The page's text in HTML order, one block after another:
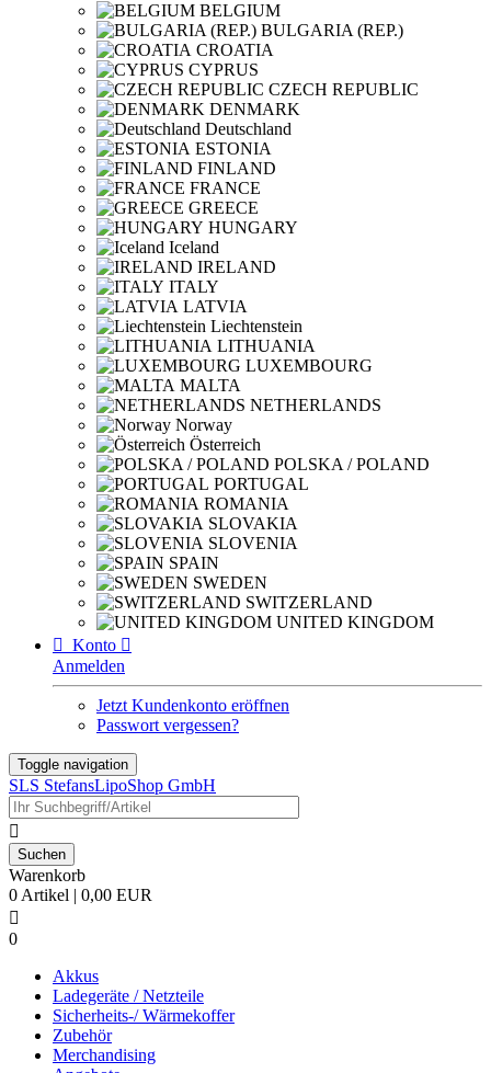
BELGIUM
BULGARIA (REP.)
CROATIA
CYPRUS
CZECH REPUBLIC
DENMARK
Deutschland
ESTONIA
FINLAND
FRANCE
GREECE
HUNGARY
Iceland
IRELAND
ITALY
LATVIA
Liechtenstein
LITHUANIA
LUXEMBOURG
MALTA
NETHERLANDS
Norway
Österreich
POLSKA / POLAND
PORTUGAL
ROMANIA
SLOVAKIA
SLOVENIA
SPAIN
SWEDEN
SWITZERLAND
UNITED KINGDOM
 Konto 
Anmelden
Jetzt Kundenkonto eröffnen
Passwort vergessen?
Toggle navigation
SLS StefansLipoShop GmbH

Warenkorb
0 Artikel | 0,00 EUR

0
Akkus
Ladegeräte / Netzteile
Sicherheits-/ Wärmekoffer
Zubehör
Merchandising